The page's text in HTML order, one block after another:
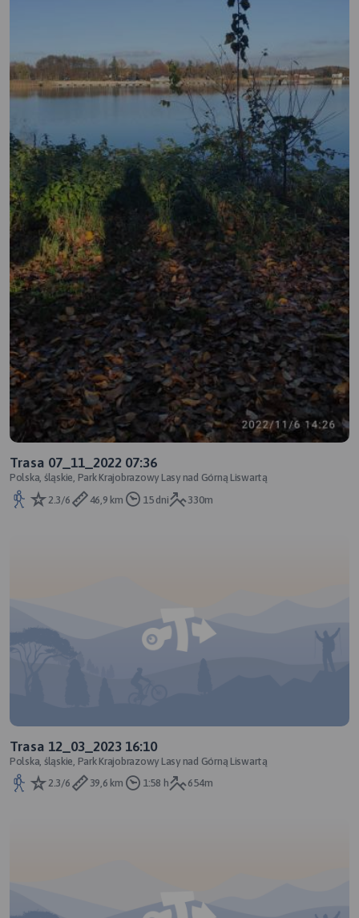
Trasa 07_11_2022 07:36
Polska, śląskie, Park Krajobrazowy Lasy nad Górną Liswartą
2.3/6
46,9 km 15 dni 330m
Trasa 12_03_2023 16:10
Polska, śląskie, Park Krajobrazowy Lasy nad Górną Liswartą
2.3/6
39,6 km 1:58 h 654m